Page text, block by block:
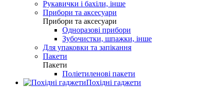
Рукавички і бахіли, інше
Прибори та аксесуари
Прибори та аксесуари
Одноразові прибори
Зубочистки, шпажки, інше
Для упаковки та запікання
Пакети
Пакети
Поліетиленові пакети
Похідні гаджети